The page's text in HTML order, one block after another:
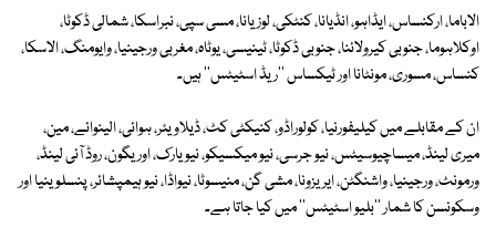
الاباما، ارکنساس، ایڈاہو، انڈیانا، کنٹکی، لوزیانا، مسی سپی، نبراسکا، شمالی ڈکوٹا،
اوکلاہوما، جنوبی کیرولائنا، جنوبی ڈکوٹا، ٹینیسی، یوٹاہ، مغربی ورجینیا، وایومنگ، الاسکا،
کنساس، مسوری، مونٹانا اور ٹیکساس ''ریڈ اسٹیٹس'' ہیں۔
ان کے مقابلے میں کیلیفورنیا، کولوراڈو، کنیکٹی کٹ، ڈیلاویئر، ہوائی، الینوائے، مین،
میری لینڈ، میساچیوسیٹس، نیو جرسی، نیو میکسیکو، نیویارک، اوریگون، روڈ آئی لینڈ،
ورمونٹ، ورجینیا، واشنگٹن، ایریزونا، مشی گن، منیسوٹا، نیواڈا، نیو ہیمپشائر، پنسلوینیا اور
وسکونسن کا شمار ''بلیو اسٹیٹس'' میں کیا جاتا ہے۔